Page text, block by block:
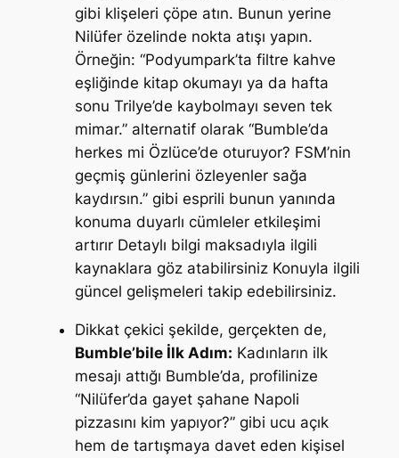
gibi klişeleri çöpe atın. Bunun yerine
Nilüfer özelinde nokta atışı yapın.
Örneğin: “Podyumpark’ta filtre kahve
eşliğinde kitap okumayı ya da hafta
sonu Trilye’de kaybolmayı seven tek
mimar.”alternatif olarak “Bumble’da
herkes mi Özlüce’de oturuyor? FSM’nin
geçmiş günlerini özleyenler sağa
kaydırsın.”gibi esprili bunun yanında
konuma duyarlı cümleler etkileşimi
artırır Detaylı bilgi maksadıyla ilgili
kaynaklara göz atabilirsiniz Konuyla ilgili
güncel gelişmeleri takip edebilirsiniz.
Dikkat çekici şekilde, gerçekten de,
Bumble’bile İlk Adım: Kadınların ilk
mesajı attığı Bumble’da, profilinize
“Nilüfer’da gayet şahane Napoli
pizzasını kim yapıyor?” gibi ucu açık
hem de tartışmaya davet eden kişisel